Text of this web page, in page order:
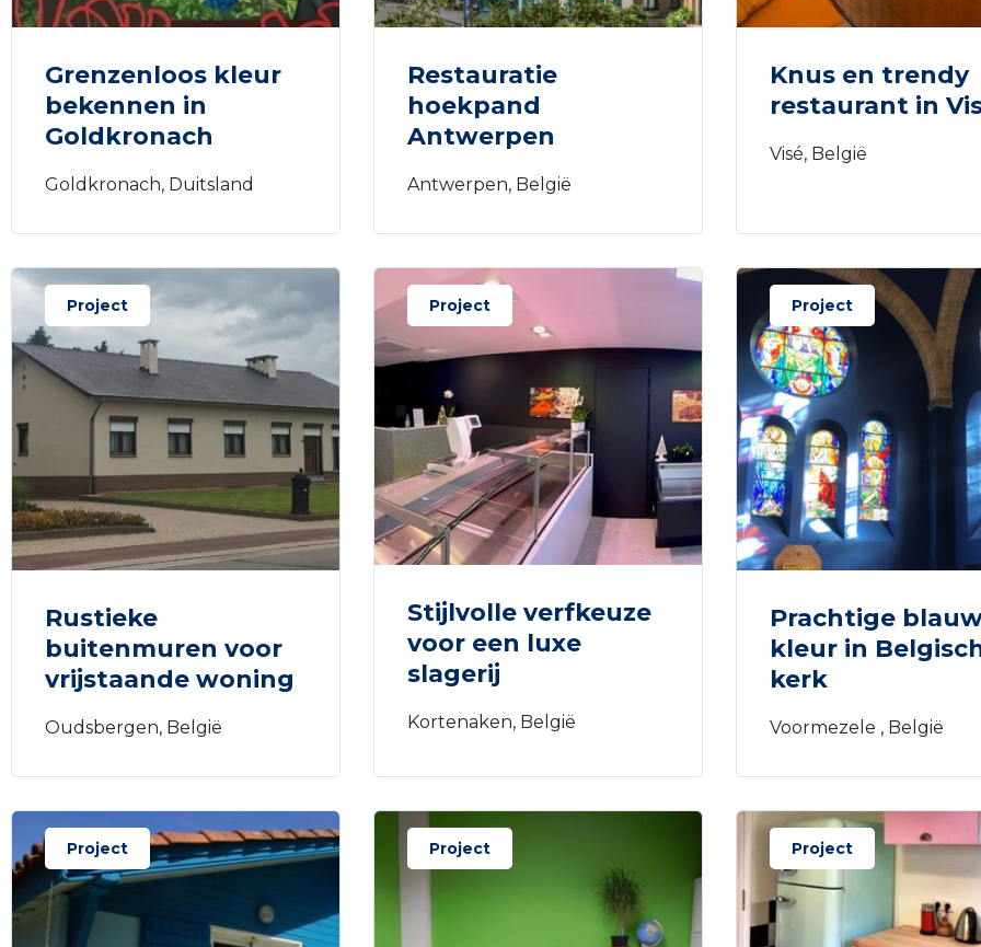
Grenzenloos kleur
bekennen in
Goldkronach
Goldkronach, Duitsland
Restauratie
hoekpand
Antwerpen
Antwerpen, België
Knus en trendy
restaurant in
Visé, België
Project
Rustieke
buitenmuren voor
vrijstaande woning
Oudsbergen, België
Project
Stijlvolle verfkeuze
voor een luxe
slagerij
Kortenaken, België
Project
Prachtige
kleur in
kerk
Voormezele , België
Project Project Project